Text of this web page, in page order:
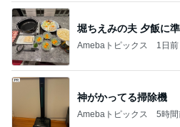
堀ちえみの夫 夕飯に
Amebaトピックス 1日前
神がかってる掃除機
Amebaトピックス 5時